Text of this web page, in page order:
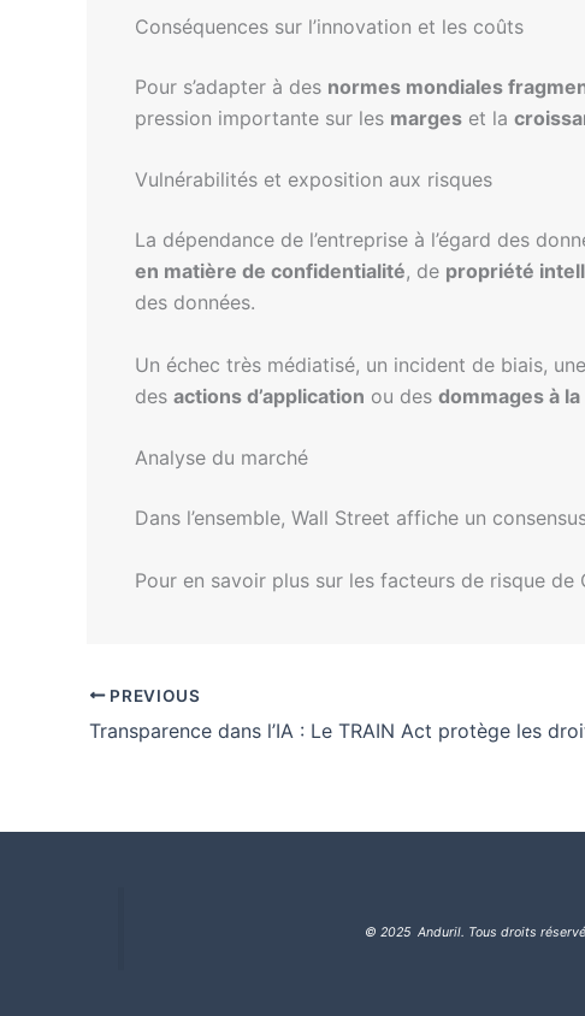
Conséquences sur l’innovation et les coûts
Pour s’adapter à des normes mondiales
pression importante sur les marges et la
Vulnérabilités et exposition aux risques
La dépendance de l’entreprise à l’égard des
en matière de confidentialité, de propriété
des données.
Un échec très médiatisé, un incident de biais,
des actions d’application ou des dommages à
Analyse du marché
Dans l’ensemble, Wall Street affiche un
Pour en savoir plus sur les facteurs de risque
PREVIOUS
© 2025 Anduril. Tous droits